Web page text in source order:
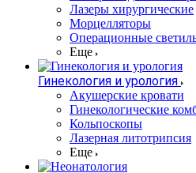
Лазеры хирургические
Морцелляторы
Операционные
Еще
Гинекология и урология
Акушерские кровати
Гинекологические
Кольпоскопы
Лазерная литотрипсия
Еще